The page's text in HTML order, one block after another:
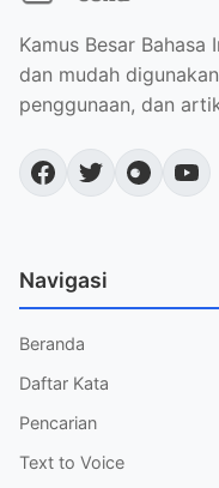
Kamus Besar
dan mudah
penggunaan, dan
Navigasi
Beranda
Daftar Kata
Pencarian
Text to Voice